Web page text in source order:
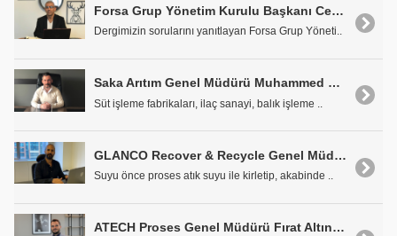
Forsa Grup Yönetim Kurulu Başkanı Cem Şenoğlu: 'Su Şartlandırma ile Yüzde 20 Tasarruf Sağlamak Mümkün'
Dergimizin sorularını yanıtlayan Forsa Grup Yöneti..
Saka Arıtım Genel Müdürü Muhammed Emin Saka: 'Tasarımlarımızı İşletme Maliyetlerini Hesaplayarak Oluşturuyoruz'
Süt işleme fabrikaları, ilaç sanayi, balık işleme ..
GLANCO Recover & Recycle Genel Müdürü Özgür Koçak: 'Suyu Üretim Kaynağında Geri Kazanmak Daha Avantajlı'
Suyu önce proses atık suyu ile kirletip, akabinde ..
ATECH Proses Genel Müdürü Fırat Altıntaş: 'Minimum Maliyetle Maksimum Su Verimi Sağlıyoruz'